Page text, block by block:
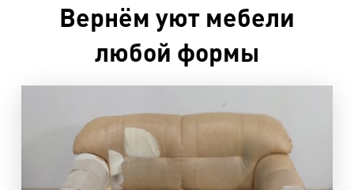
Вернём уют мебели
любой формы